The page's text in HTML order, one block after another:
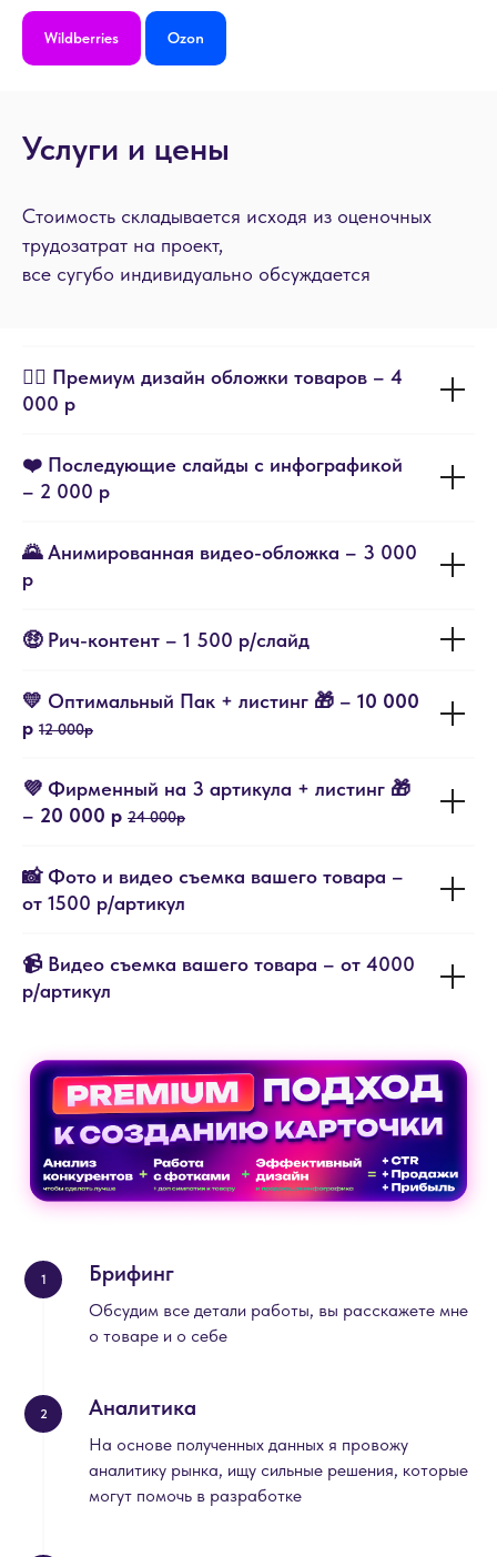
Wildberries Ozon
Услуги и цены
Стоимость складывается исходя из оценочных
трудозатрат на проект,
все сугубо индивидуально обсуждается
❤️‍🔥 Премиум дизайн обложки товаров – 4
000 р
❤️ Последующие слайды с инфографикой
– 2 000 р
🌄 Анимированная видео-обложка – 3 000
р
🤑 Рич-контент – 1 500 р/слайд
💛 Оптимальный Пак + листинг 🎁 – 10 000
р 12 000р
💜 Фирменный на 3 артикула + листинг 🎁
– 20 000 р 24 000р
📸 Фото и видео съемка вашего товара –
от 1500 р/артикул
📹 Видео съемка вашего товара – от 4000
р/артикул
1 Брифинг
Обсудим все детали работы, вы расскажете мне
о товаре и о себе
2 Аналитика
На основе полученных данных я провожу
аналитику рынка, ищу сильные решения, которые
могут помочь в разработке